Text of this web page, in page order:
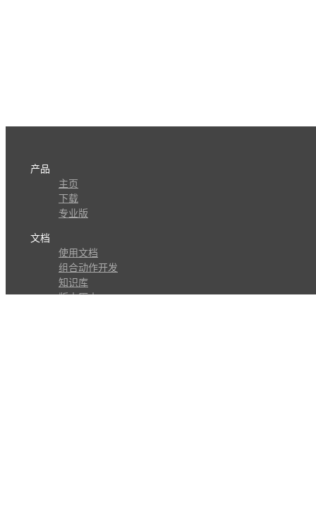
产品
主页
下载
专业版
文档
使用文档
组合动作开发
知识库